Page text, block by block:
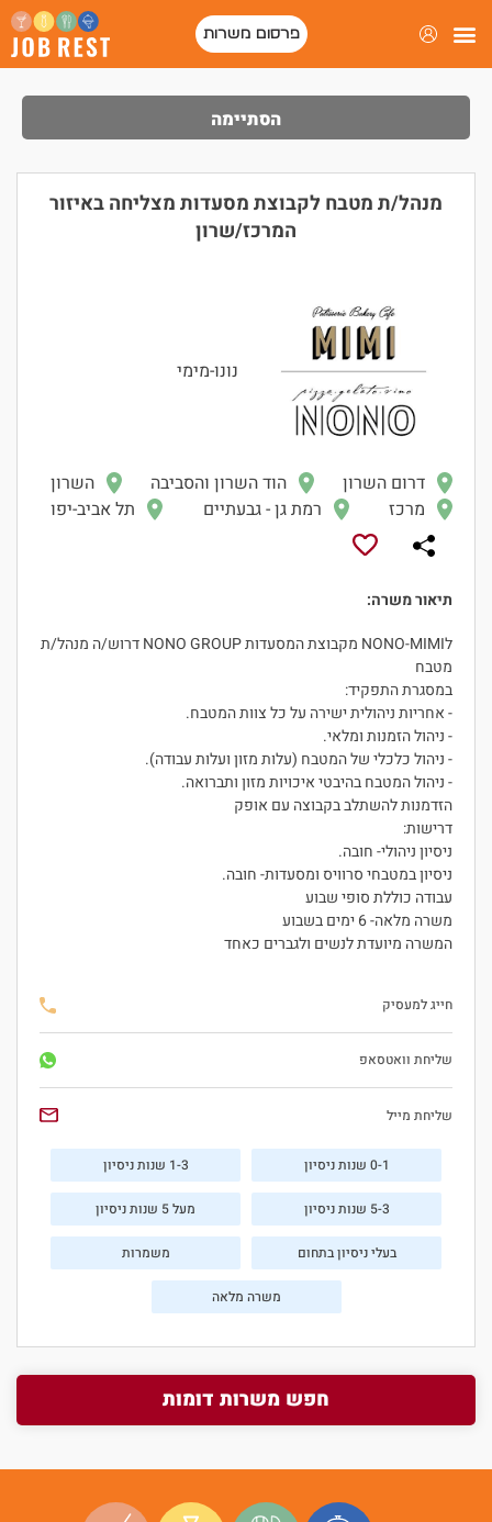
פרסום משרות
הסתיימה
מנהל/ת מטבח לקבוצת מסעדות מצליחה באיזור
המרכז/שרון
נונו-מימי
דרום השרון הוד השרון והסביבה
השרון
מרכז
רמת גן - גבעתיים תל אביב-יפו
תיאור משרה:
לNONO-MIMI מקבוצת המסעדות NONO GROUP דרוש/ה מנהל/ת
מטבח
במסגרת התפקיד:
- אחריות ניהולית ישירה על כל צוות המטבח.
- ניהול הזמנות ומלאי.
- ניהול כלכלי של המטבח (עלות מזון ועלות עבודה).
- ניהול המטבח בהיבטי איכויות מזון ותברואה.
הזדמנות להשתלב בקבוצה עם אופק
דרישות:
ניסיון ניהולי- חובה.
ניסיון במטבחי סרוויס ומסעדות- חובה.
עבודה כוללת סופי שבוע
משרה מלאה- 6 ימים בשבוע
המשרה מיועדת לנשים ולגברים כאחד
חייג למעסיק
שליחת וואטסאפ
שליחת מייל
0-1 שנות ניסיון 1-3 שנות ניסיון
5-3 שנות ניסיון מעל 5 שנות ניסיון
בעלי ניסיון בתחום משמרות
משרה מלאה
חפש משרות דומות